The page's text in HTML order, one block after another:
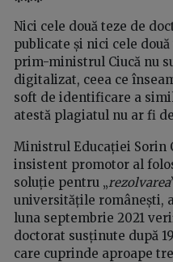
Nici cele două teze de
publicate și nici cele
prim-ministrul Ciucă nu
digitalizat, ceea ce
soft de identificare a
atestă plagiatul nu ar fi
Ministrul Educației Sorin
insistent promotor al
soluție pentru „rezolvarea
universitățile românești,
luna septembrie 2021
doctorat susținute după
care cuprinde aproape